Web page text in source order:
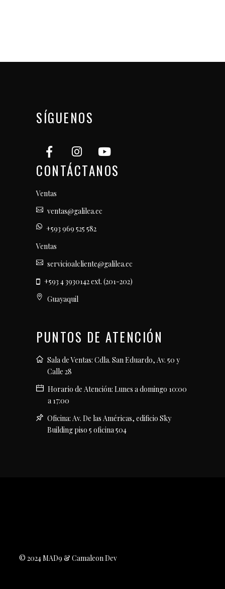
SÍGUENOS
CONTÁCTANOS
Ventas
ventas@galilea.ec
+593 969 525 582
Ventas
servicioalcliente@galilea.ec
+593 4 3930142 ext. (201-202)
Guayaquil
PUNTOS DE ATENCIÓN
Sala de Ventas: Cdla. San Eduardo, Av. 50 y
Calle 28
Horario de Atención: Lunes a domingo 10:00
a 17:00
Oficina: Av. De las Américas, edificio Sky
Building piso 5 oficina 504
© 2024 MAD9 & Camaleon Dev